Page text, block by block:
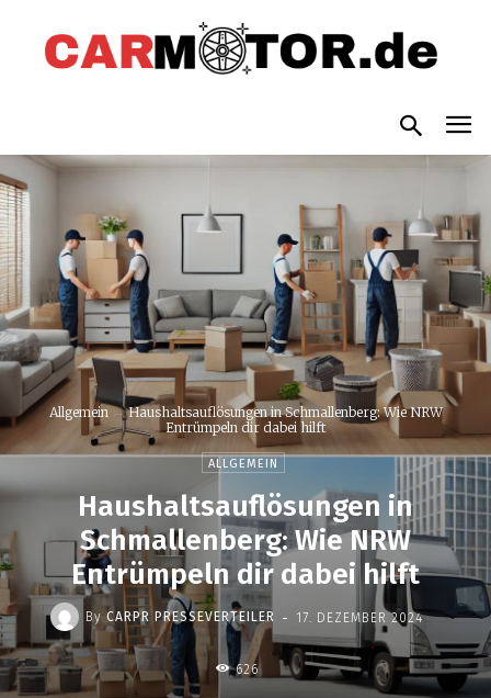
Allgemein
Haushaltsauflösungen in Schmallenberg: Wie NRW
Entrümpeln dir dabei hilft
ALLGEMEIN
Haushaltsauflösungen in
Schmallenberg: Wie NRW
Entrümpeln dir dabei hilft
By CARPR PRESSEVERTEILER - 17. DEZEMBER 2024
626